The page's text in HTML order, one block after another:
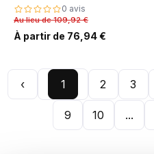
0 avis
Au lieu de 109,92 €
À partir de 76,94 €
‹ 1 2 3
9 10 ...